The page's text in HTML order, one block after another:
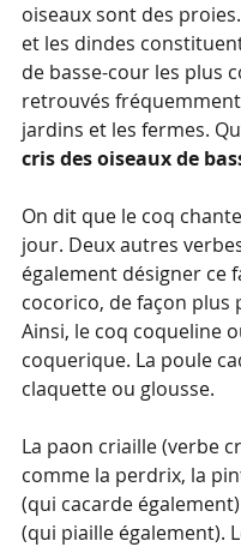
oiseaux sont des
et les dindes
de basse-cour les plus
retrouvés
jardins et les fermes.
cris des oiseaux de
On dit que le coq
jour. Deux autres
également désigner ce
cocorico, de façon plus
Ainsi, le coq coqueline
coquerique. La poule
claquette ou glousse.
La paon criaille (verbe
comme la perdrix, la
(qui cacarde
(qui piaille également).